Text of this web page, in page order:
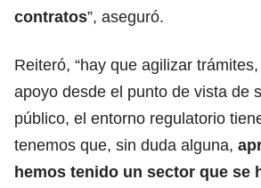
contratos”, aseguró.
Reiteró, “hay que agilizar
apoyo desde el punto de vista de
público, el entorno regulatorio
tenemos que, sin duda alguna,
hemos tenido un sector que se